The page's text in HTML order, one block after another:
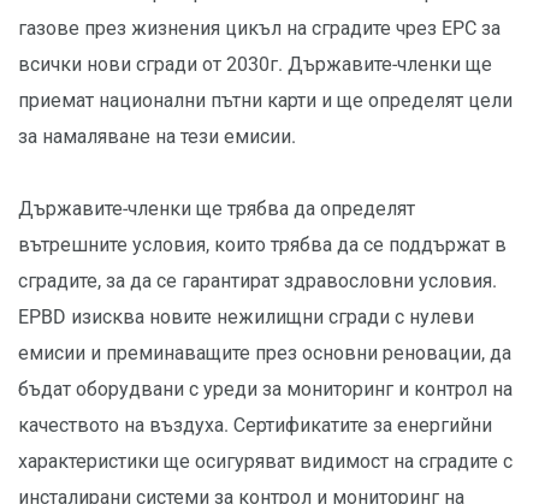
газове през жизнения цикъл на сградите чрез EPC за
всички нови сгради от 2030г. Държавите-членки ще
приемат национални пътни карти и ще определят цели
за намаляване на тези емисии.
Държавите-членки ще трябва да определят
вътрешните условия, които трябва да се поддържат в
сградите, за да се гарантират здравословни условия.
EPBD изисква новите нежилищни сгради с нулеви
емисии и преминаващите през основни реновации, да
бъдат оборудвани с уреди за мониторинг и контрол на
качеството на въздуха. Сертификатите за енергийни
характеристики ще осигуряват видимост на сградите с
инсталирани системи за контрол и мониторинг на